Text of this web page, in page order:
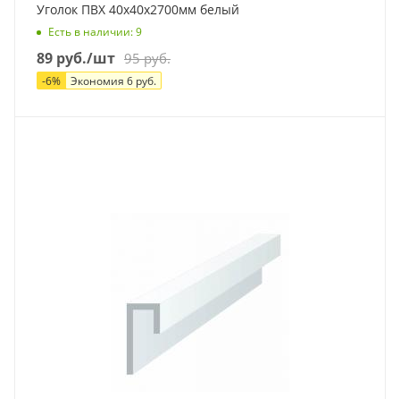
Уголок ПВХ 40х40х2700мм белый
Есть в наличии: 9
89 руб./шт 95руб.
-6% Экономия 6 руб.